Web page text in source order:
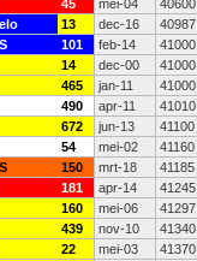
45 mei-04 40600
13 dec-16 40987
101 feb-14 41000
14 dec-00 41000
465 jan-11 41000
490 apr-11 41010
672 jun-13 41100
54 mei-02 41160
150 mrt-18 41185
181 apr-14 41245
160 mei-06 41297
439 nov-10 41340
22 mei-03 41370